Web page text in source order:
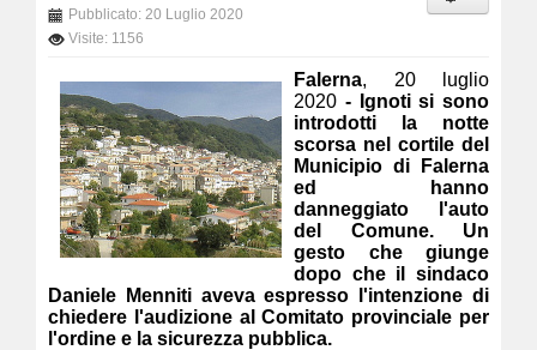
Pubblicato: 20 Luglio 2020
Visite: 1156
Falerna, 20 luglio
2020 - Ignoti si sono
introdotti la notte
scorsa nel cortile del
Municipio di Falerna
ed hanno
danneggiato l'auto
del Comune. Un
gesto che giunge
dopo che il sindaco
Daniele Menniti aveva espresso l'intenzione di
chiedere l'audizione al Comitato provinciale per
l'ordine e la sicurezza pubblica.